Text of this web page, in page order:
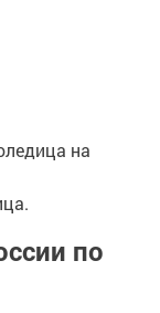
на
по